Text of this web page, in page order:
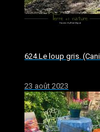
624.Le loup gris.
23 août 2023